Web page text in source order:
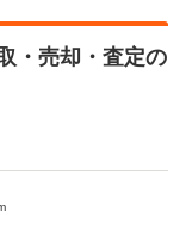
・売却・査定の